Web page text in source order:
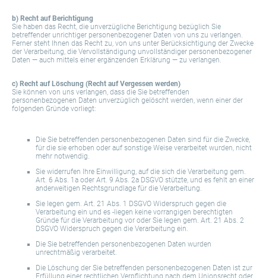
b) Recht auf Berichtigung
Sie haben das Recht, die unverzügliche Berichtigung bezüglich Sie
betreffender unrichtiger personenbezogener Daten von uns zu verlangen.
Ferner steht Ihnen das Recht zu, von uns unter Berücksichtigung der Zwecke
der Verarbeitung, die Vervollständigung unvollständiger personenbezogener
Daten — auch mittels einer ergänzenden Erklärung — zu verlangen.
c) Recht auf Löschung (Recht auf Vergessen werden)
Sie können von uns verlangen, dass die Sie betreffenden
personenbezogenen Daten unverzüglich gelöscht werden, wenn einer der
folgenden Gründe vorliegt:
Die Sie betreffenden personenbezogenen Daten sind für die Zwecke,
für die sie erhoben oder auf sonstige Weise verarbeitet wurden, nicht
mehr notwendig.
Sie widerrufen Ihre Einwilligung, auf die sich die Verarbeitung gem.
Art. 6 Abs. 1a oder Art. 9 Abs. 2a DSGVO stützte, und es fehlt an einer
anderweitigen Rechtsgrundlage für die Verarbeitung.
Sie legen gem. Art. 21 Abs. 1 DSGVO Widerspruch gegen die
Verarbeitung ein und es -liegen keine vorrangigen berechtigten
Gründe für die Verarbeitung vor oder Sie legen gem. Art. 21 Abs. 2
DSGVO Widerspruch gegen die Verarbeitung ein.
Die Sie betreffenden personenbezogenen Daten wurden
unrechtmäßig verarbeitet.
Die Löschung der Sie betreffenden personenbezogenen Daten ist zur
Erfüllung einer rechtlichen Verpflichtung nach dem Unionsrecht oder